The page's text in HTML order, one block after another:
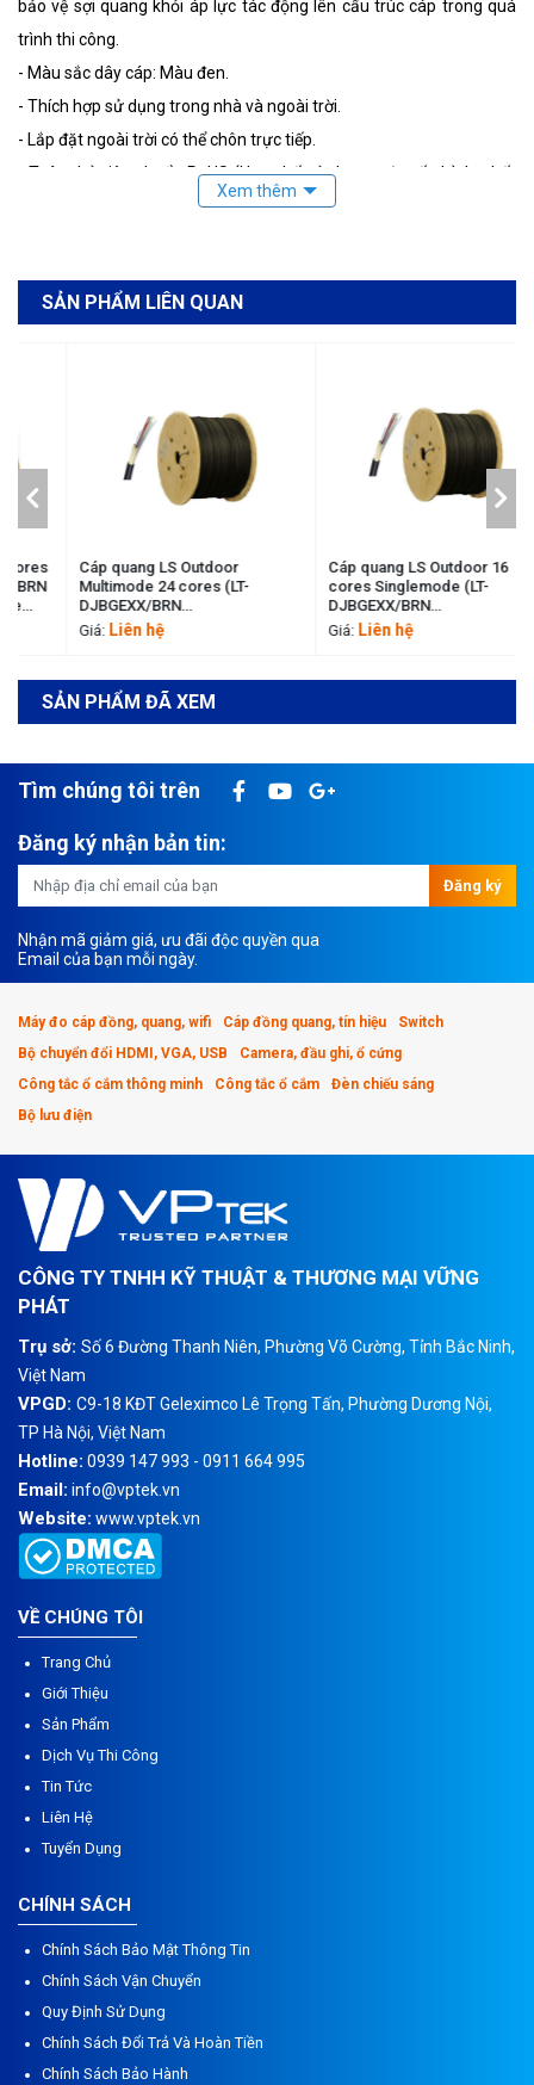
bảo vệ sợi quang khỏi áp lực tác động lên cấu trúc cáp trong quá
trình thi công.
- Màu sắc dây cáp: Màu đen.
- Thích hợp sử dụng trong nhà và ngoài trời.
- Lắp đặt ngoài trời có thể chôn trực tiếp.
- Tuân thủ tiêu chuẩn RoHS (Hạn chế sử dụng một số chỉ thị chất
- Nhiệt độ hoạt động: -40ºC ~ 70ºC.
SẢN PHẨM LIÊN QUAN
Cáp quang LS Outdoor
Multimode 24 cores (LT-
DJBGEXX/BRN
M424XX(06T2.00)) LS cable
Liên hệ
Cáp quang LS Outdoor 16
cores Singlemode (LT-
DJBGEXX/BRN
SE16XX(06T1.80)) LS cable
Liên hệ
SẢN PHẨM ĐÃ XEM
Tìm chúng tôi trên
Đăng ký nhận bản tin:
Đăng ký
Nhận mã giảm giá, ưu đãi độc quyền qua
Email của bạn mỗi ngày.
Máy đo cáp đồng, quang, wifi Cáp đồng quang, tín hiệu
Switch
Bộ chuyển đổi HDMI, VGA, USB
Camera, đầu ghi, ổ cứng
Công tắc ổ cắm thông minh
Công tắc ổ cắm
Đèn chiếu sáng
Bộ lưu điện
CÔNG TY TNHH KỸ THUẬT & THƯƠNG MẠI VỮNG
PHÁT
Trụ sở: Số 6 Đường Thanh Niên, Phường Võ Cường, Tỉnh Bắc Ninh,
Việt Nam
VPGD: C9-18 KĐT Geleximco Lê Trọng Tấn, Phường Dương Nội,
TP Hà Nội, Việt Nam
Hotline: 0939 147 993 - 0911 664 995
Email: info@vptek.vn
Website: www.vptek.vn
VỀ CHÚNG TÔI
Trang Chủ
Giới Thiệu
Sản Phẩm
Dịch Vụ Thi Công
Tin Tức
Liên Hệ
Tuyển Dụng
CHÍNH SÁCH
Chính Sách Bảo Mật Thông Tin
Chính Sách Vận Chuyển
Quy Định Sử Dụng
Chính Sách Đổi Trả Và Hoàn Tiền
Chính Sách Bảo Hành